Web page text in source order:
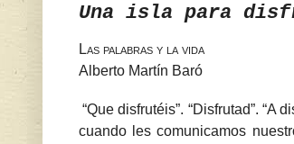
Una isla para
Las palabras y la vida
Alberto Martín Baró
“Que disfrutéis”. “Disfrutad”. “A
cuando les comunicamos